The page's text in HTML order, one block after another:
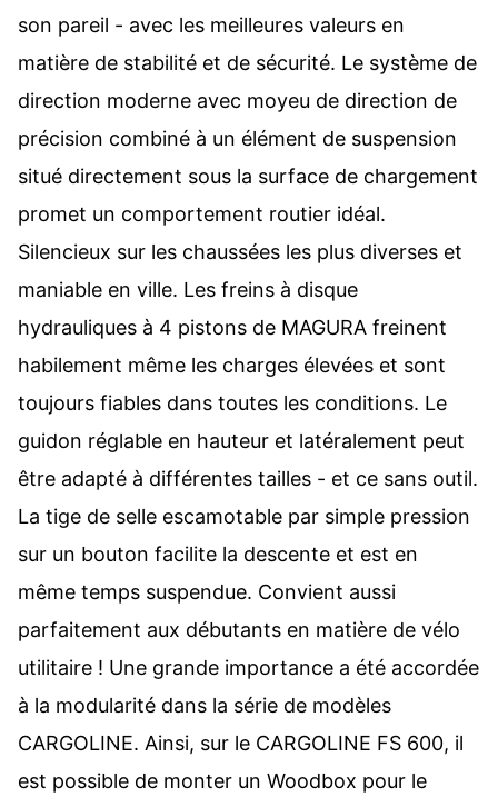
son pareil - avec les meilleures valeurs en
matière de stabilité et de sécurité. Le système de
direction moderne avec moyeu de direction de
précision combiné à un élément de suspension
situé directement sous la surface de chargement
promet un comportement routier idéal.
Silencieux sur les chaussées les plus diverses et
maniable en ville. Les freins à disque
hydrauliques à 4 pistons de MAGURA freinent
habilement même les charges élevées et sont
toujours fiables dans toutes les conditions. Le
guidon réglable en hauteur et latéralement peut
être adapté à différentes tailles - et ce sans outil.
La tige de selle escamotable par simple pression
sur un bouton facilite la descente et est en
même temps suspendue. Convient aussi
parfaitement aux débutants en matière de vélo
utilitaire ! Une grande importance a été accordée
à la modularité dans la série de modèles
CARGOLINE. Ainsi, sur le CARGOLINE FS 600, il
est possible de monter un Woodbox pour le